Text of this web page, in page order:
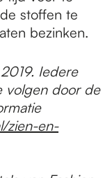
stoffen te
bezinken.
Iedere
volgen door de
zien-en-